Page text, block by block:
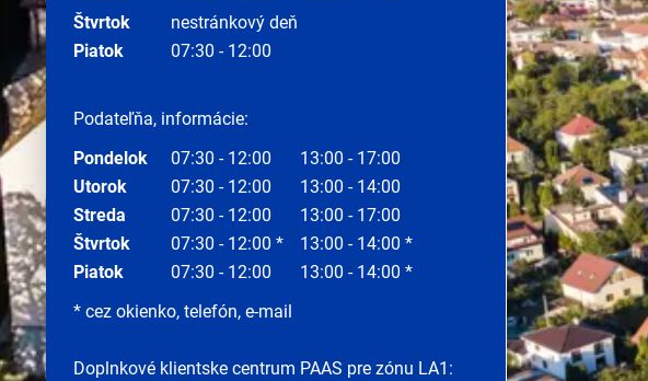
Štvrtok
nestránkový deň
Piatok
07:30 - 12:00
Podateľňa, informácie:
Pondelok
07:30 - 12:00
13:00 - 17:00
Utorok
07:30 - 12:00
13:00 - 14:00
Streda
07:30 - 12:00
13:00 - 17:00
Štvrtok
07:30 - 12:00 *
13:00 - 14:00 *
Piatok
07:30 - 12:00
13:00 - 14:00 *
* cez okienko, telefón, e-mail
Doplnkové klientske centrum PAAS pre zónu LA1: